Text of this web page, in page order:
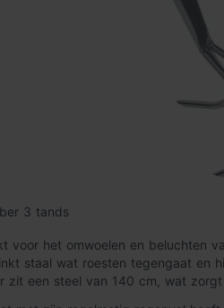
3 tands
voor het omwoelen en beluchten
staal wat roesten tegengaat en
zit een steel van 140 cm, wat zorgt